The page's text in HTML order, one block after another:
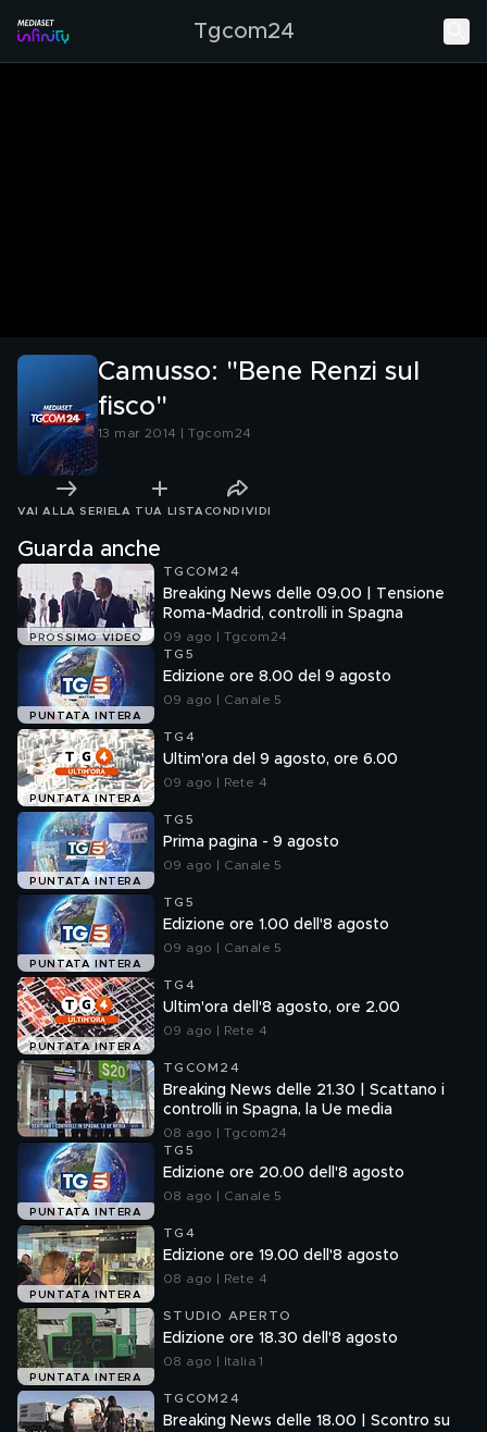
Tgcom24
Camusso: "Bene Renzi sul
fisco"
13 mar 2014 | Tgcom24
VAI ALLA SERIE LA TUA LISTA CONDIVIDI
Guarda anche
PROSSIMO VIDEO
TGCOM24
Breaking News delle 09.00 | Tensione
Roma-Madrid, controlli in Spagna
09 ago | Tgcom24
PUNTATA INTERA
TG5
Edizione ore 8.00 del 9 agosto
09 ago | Canale 5
PUNTATA INTERA
TG4
Ultim'ora del 9 agosto, ore 6.00
09 ago | Rete 4
PUNTATA INTERA
TG5
Prima pagina - 9 agosto
09 ago | Canale 5
PUNTATA INTERA
TG5
Edizione ore 1.00 dell'8 agosto
09 ago | Canale 5
PUNTATA INTERA
TG4
Ultim'ora dell'8 agosto, ore 2.00
09 ago | Rete 4
TGCOM24
Breaking News delle 21.30 | Scattano i
controlli in Spagna, la Ue media
08 ago | Tgcom24
PUNTATA INTERA
TG5
Edizione ore 20.00 dell'8 agosto
08 ago | Canale 5
PUNTATA INTERA
TG4
Edizione ore 19.00 dell'8 agosto
08 ago | Rete 4
PUNTATA INTERA
STUDIO APERTO
Edizione ore 18.30 dell'8 agosto
08 ago | Italia 1
TGCOM24
Breaking News delle 18.00 | Scontro su